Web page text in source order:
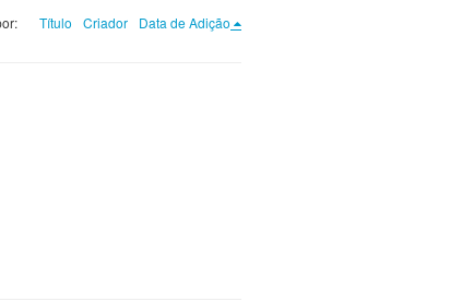
Título Criador Data de Adição